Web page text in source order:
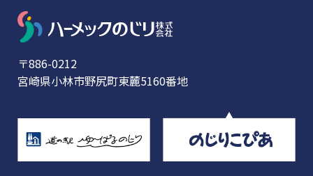
〒886-0212
宮崎県小林市野尻町東麓5160番地